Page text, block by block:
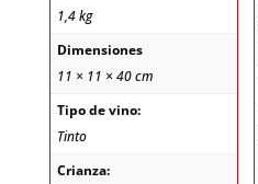
1,4 kg
Dimensiones
11 × 11 × 40 cm
Tipo de vino:
Tinto
Crianza: